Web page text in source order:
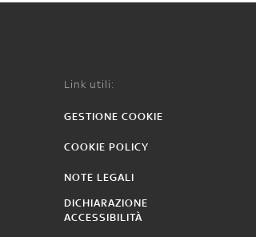
Link utili:
GESTIONE COOKIE
COOKIE POLICY
NOTE LEGALI
DICHIARAZIONE
ACCESSIBILITÀ